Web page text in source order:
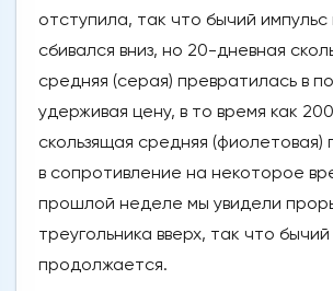
отступила, так что бычий импульс
сбивался вниз, но 20-дневная
средняя (серая) превратилась в
удерживая цену, в то время как
скользящая средняя (фиолетовая)
в сопротивление на некоторое
прошлой неделе мы увидели
треугольника вверх, так что
продолжается.